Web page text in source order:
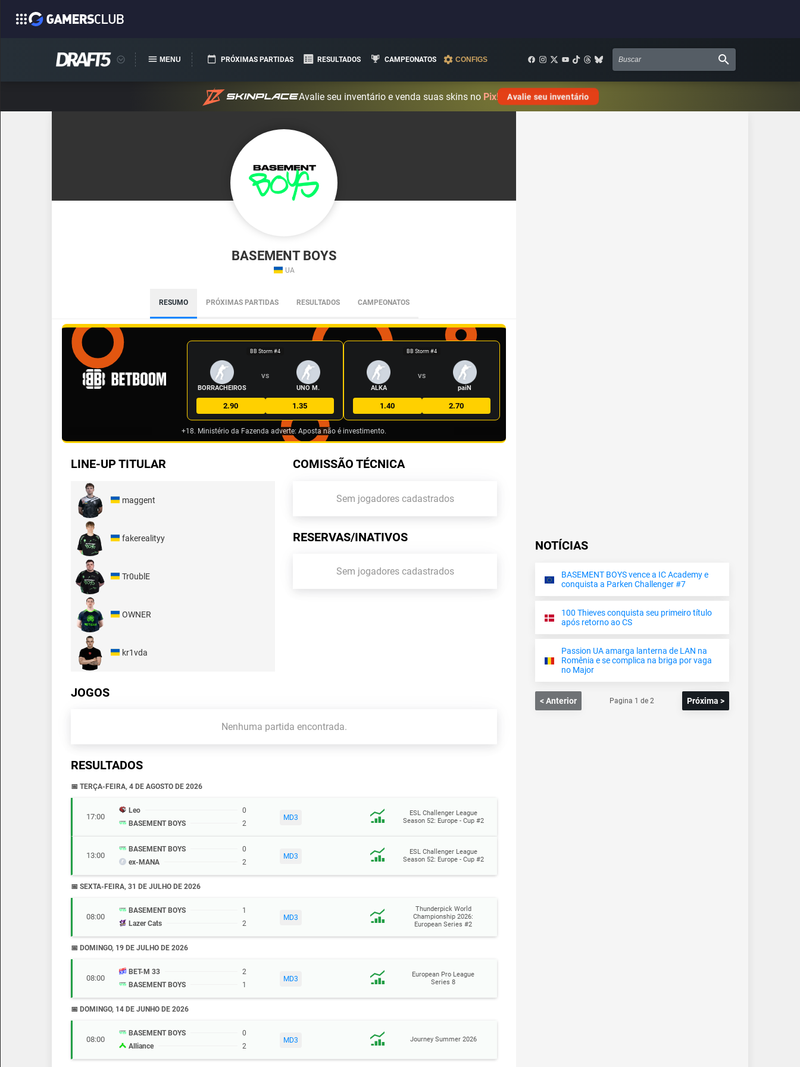
MENU PRÓXIMAS PARTIDAS RESULTADOS CAMPEONATOS CONFIGS
Avalie seu inventário e venda suas skins no Pix! Avalie seu inventário
BASEMENT BOYS
UA
RESUMO PRÓXIMAS PARTIDAS RESULTADOS CAMPEONATOS
BB Storm #4
BORRACHEIROS
VS
UNO M.
2.90 1.35
BB Storm #4
ALKA
VS
paiN
1.40 2.70
+18. Ministério da Fazenda adverte: Aposta não é investimento.
LINE-UP TITULAR
maggent
fakerealityy
Tr0ublE
OWNER
kr1vda
COMISSÃO TÉCNICA
Sem jogadores cadastrados
RESERVAS/INATIVOS
Sem jogadores cadastrados
JOGOS
Nenhuma partida encontrada.
RESULTADOS
📅 TERÇA-FEIRA, 4 DE AGOSTO DE 2026
17:00
Leo
0
BASEMENT BOYS
2
MD3
ESL Challenger League
Season 52: Europe - Cup #2
13:00
BASEMENT BOYS
0
ex-MANA
2
MD3
ESL Challenger League
Season 52: Europe - Cup #2
📅 SEXTA-FEIRA, 31 DE JULHO DE 2026
08:00
BASEMENT BOYS
1
Lazer Cats
2
MD3
Thunderpick World
Championship 2026:
European Series #2
📅 DOMINGO, 19 DE JULHO DE 2026
08:00
BET-M 33
2
BASEMENT BOYS
1
MD3
European Pro League
Series 8
📅 DOMINGO, 14 DE JUNHO DE 2026
08:00
BASEMENT BOYS
0
Alliance
2
MD3 Journey Summer 2026
NOTÍCIAS
BASEMENT BOYS vence a IC Academy e
conquista a Parken Challenger #7
100 Thieves conquista seu primeiro título
após retorno ao CS
Passion UA amarga lanterna de LAN na
Romênia e se complica na briga por vaga
no Major
< Anterior Pagina 1 de 2 Próxima >